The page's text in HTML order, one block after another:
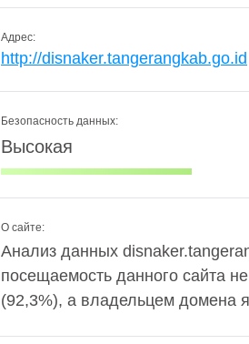
Адрес:
http://disnaker.tangerangkab.go.id
Безопасность данных:
Высокая
О сайте:
Анализ данных
посещаемость данного сайта
(92,3%), а владельцем домена